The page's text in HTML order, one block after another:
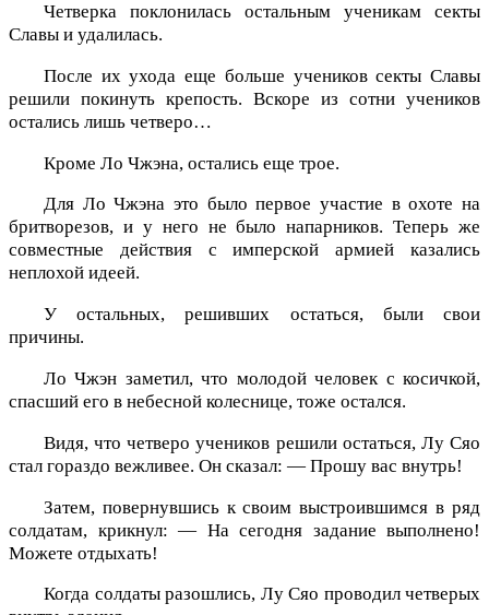
Четверка поклонилась остальным ученикам секты
Славы и удалилась.
После их ухода еще больше учеников секты Славы
решили покинуть крепость. Вскоре из сотни учеников
остались лишь четверо…
Кроме Ло Чжэна, остались еще трое.
Для Ло Чжэна это было первое участие в охоте на
бритворезов, и у него не было напарников. Теперь же
совместные действия с имперской армией казались
неплохой идеей.
У остальных, решивших остаться, были свои
причины.
Ло Чжэн заметил, что молодой человек с косичкой,
спасший его в небесной колеснице, тоже остался.
Видя, что четверо учеников решили остаться, Лу Сяо
стал гораздо вежливее. Он сказал: — Прошу вас внутрь!
Затем, повернувшись к своим выстроившимся в ряд
солдатам, крикнул: — На сегодня задание выполнено!
Можете отдыхать!
Когда солдаты разошлись, Лу Сяо проводил четверых